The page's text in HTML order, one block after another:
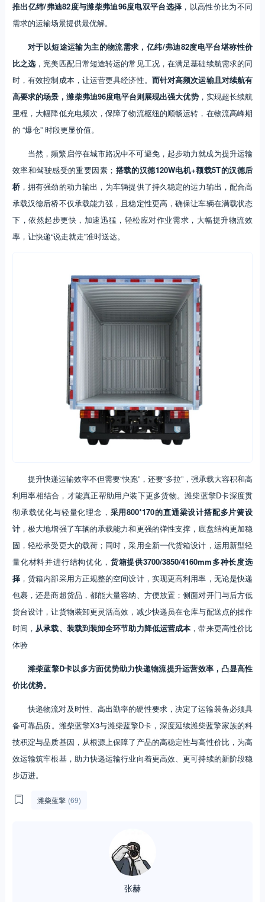
推出亿纬/弗迪82度与潍柴弗迪96度电双平台选择 ，以高性价比为不同
需求的运输场景提供最优解。
对于以短途运输为主的物流需求，亿纬/弗迪82度电平台堪称性价
比之选，完美匹配日常短途转运的常见工况，在满足基础续航需求的同
时，有效控制成本，让运营更具经济性。 而针对高频次运输且对续航有
高要求的场景，潍柴弗迪96度电平台则展现出强大优势，实现超长续航
里程，大幅降低充电频次，保障了物流枢纽的顺畅运转，在物流高峰期
的 “爆仓” 时段更显价值。
当然，频繁启停在城市路况中不可避免，起步动力就成为提升运输
效率和驾驶感受的重要因素； 搭载的汉德120W电机+额载5T的汉德后
桥 ，拥有强劲的动力输出，为车辆提供了持久稳定的运力输出，配合高
承载汉德后桥不仅承载能力强，且稳定性更高，确保让车辆在满载状态
下，依然起步更快，加速迅猛，轻松应对作业需求，大幅提升物流效
率，让快递“说走就走”准时送达。
提升快递运输效率不但需要“快跑”，还要“多拉”，强承载大容积和高
利用率相结合，才能真正帮助用户装下更多货物。潍柴蓝擎D卡深度贯
彻承载优化与轻量化理念， 采用800*170的直通梁设计搭配多片簧设
计，极大地增强了车辆的承载能力和更强的弹性支撑，底盘结构更加稳
固，轻松承受更大的载荷；同时，采用全新一代货箱设计，运用新型轻
量化材料并进行结构优化， 货箱提供3700/3850/4160mm多种长度选
择 ，货箱内部采用方正规整的空间设计，实现更高利用率，无论是快递
包裹，还是商超货品，都能大量容纳、方便放置；侧面对开门与后方低
货台设计，让货物装卸更灵活高效，减少快递员在仓库与配送点的操作
时间，从承载、装载到装卸全环节助力降低运营成本 ，带来更高性价比
体验
潍柴蓝擎D卡以多方面优势助力快递物流提升运营效率，凸显高性
价比优势。
快递物流对及时性、高出勤率的硬性要求，决定了运输装备必须具
备可靠品质。潍柴蓝擎X3与潍柴蓝擎D卡，深度延续潍柴蓝擎家族的科
技积淀与品质基因，从根源上保障了产品的高稳定性与高性价比，为高
效运输筑牢根基，助力快递运输行业向着更高效、更可持续的新阶段稳
步迈进。
潍柴蓝擎 (69)
张赫